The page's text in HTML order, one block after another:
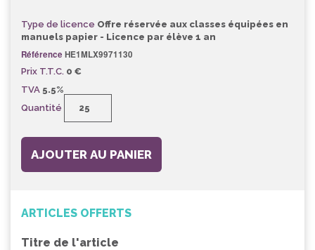
Type de licence Offre réservée aux classes équipées en
manuels papier - Licence par élève 1 an
Référence HE1MLX9971130
Prix T.T.C. 0 €
TVA 5.5%
Quantité
AJOUTER AU PANIER
ARTICLES OFFERTS
Titre de l'article